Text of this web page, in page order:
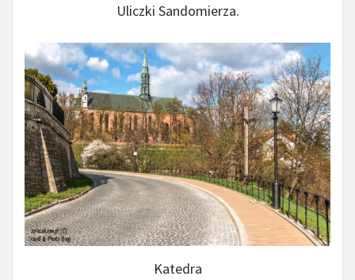
Uliczki Sandomierza.
Katedra